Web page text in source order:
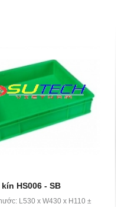
HS006 - SB
L530 x W430 x H110 ±